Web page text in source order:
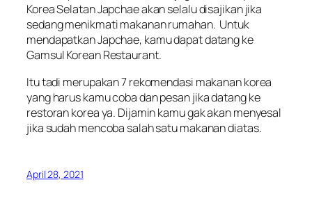
Korea Selatan Japchae akan selalu disajikan jika
sedang menikmati makanan rumahan. Untuk
mendapatkan Japchae, kamu dapat datang ke
Gamsul Korean Restaurant.
Itu tadi merupakan 7 rekomendasi makanan korea
yang harus kamu coba dan pesan jika datang ke
restoran korea ya. Dijamin kamu gak akan menyesal
jika sudah mencoba salah satu makanan diatas.
April 28, 2021